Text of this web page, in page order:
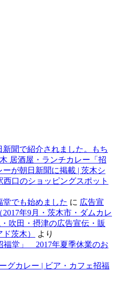
聞で紹介されました。もち
居酒屋・ランチカレー「招
が朝日新聞に掲載 | 茨木シ
西口のショッピングスポット
でも始めました に 広告宣
年9月・茨木市・ダムカレ
吹田・摂津の広告宣伝・販
茨木）
より
福堂」 2017年夏季休業のお
グカレー | ビア・カフェ招福